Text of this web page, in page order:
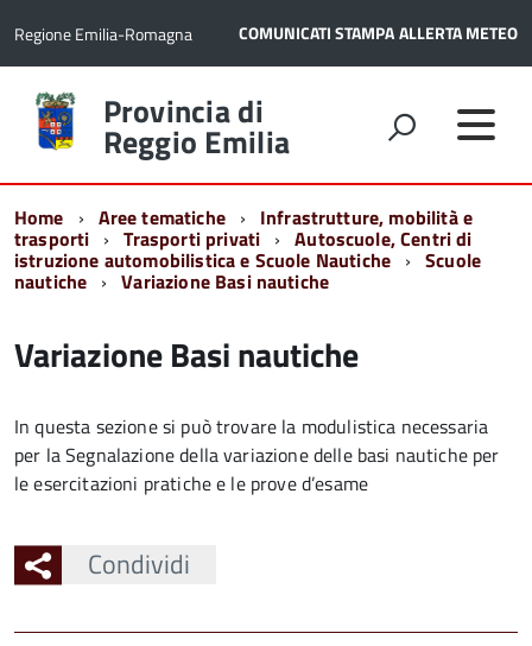
Regione Emilia-Romagna COMUNICATI STAMPAALLERTA METEO
Torna
alla
home
Provincia di
Reggio Emilia
Home Aree tematiche Infrastrutture, mobilità e
trasporti Trasporti privati Autoscuole, Centri di
istruzione automobilistica e Scuole Nautiche Scuole
nautiche Variazione Basi nautiche
Variazione Basi nautiche
In questa sezione si può trovare la modulistica necessaria
per la Segnalazione della variazione delle basi nautiche per
le esercitazioni pratiche e le prove d’esame
Condividi